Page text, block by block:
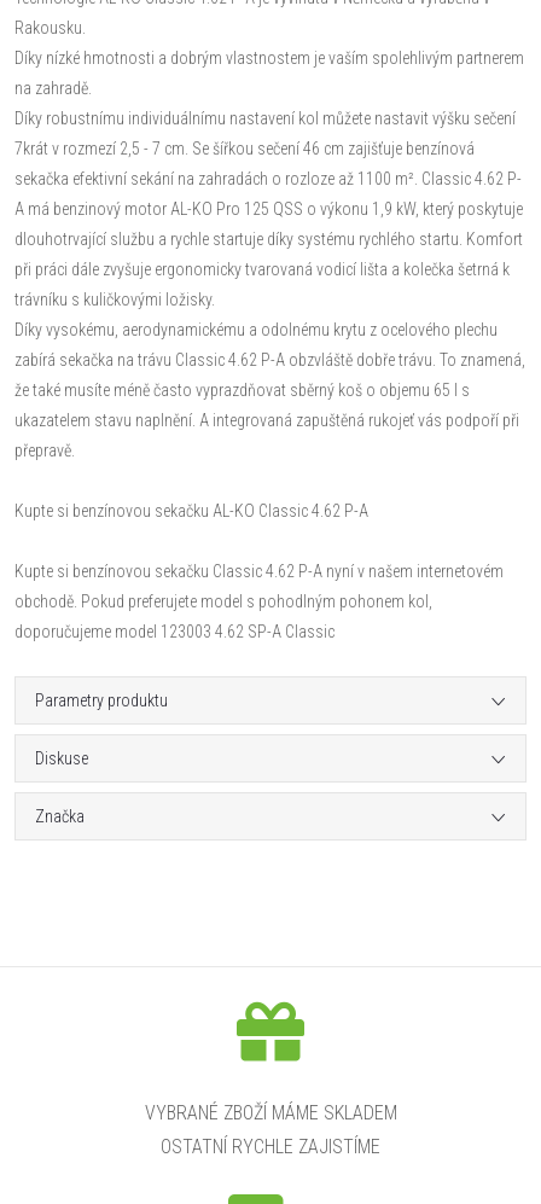
Rakousku.
Díky nízké hmotnosti a dobrým vlastnostem je vaším spolehlivým partnerem
na zahradě.
Díky robustnímu individuálnímu nastavení kol můžete nastavit výšku sečení
7krát v rozmezí 2,5 - 7 cm. Se šířkou sečení 46 cm zajišťuje benzínová
sekačka efektivní sekání na zahradách o rozloze až 1100 m². Classic 4.62 P-
A má benzinový motor AL-KO Pro 125 QSS o výkonu 1,9 kW, který poskytuje
dlouhotrvající službu a rychle startuje díky systému rychlého startu. Komfort
při práci dále zvyšuje ergonomicky tvarovaná vodicí lišta a kolečka šetrná k
trávníku s kuličkovými ložisky.
Díky vysokému, aerodynamickému a odolnému krytu z ocelového plechu
zabírá sekačka na trávu Classic 4.62 P-A obzvláště dobře trávu. To znamená,
že také musíte méně často vyprazdňovat sběrný koš o objemu 65 l s
ukazatelem stavu naplnění. A integrovaná zapuštěná rukojeť vás podpoří při
přepravě.
Kupte si benzínovou sekačku AL-KO Classic 4.62 P-A
Kupte si benzínovou sekačku Classic 4.62 P-A nyní v našem internetovém
obchodě. Pokud preferujete model s pohodlným pohonem kol,
doporučujeme model 123003 4.62 SP-A Classic
Parametry produktu
Diskuse
Značka
VYBRANÉ ZBOŽÍ MÁME SKLADEM
OSTATNÍ RYCHLE ZAJISTÍME